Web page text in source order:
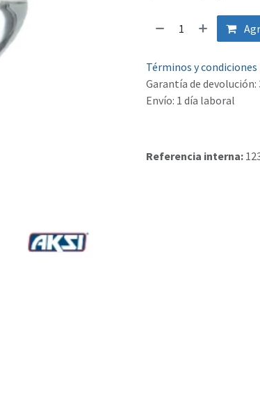
Términos y condiciones
Garantía de devolución:
Envío: 1 día laboral
Referencia interna: